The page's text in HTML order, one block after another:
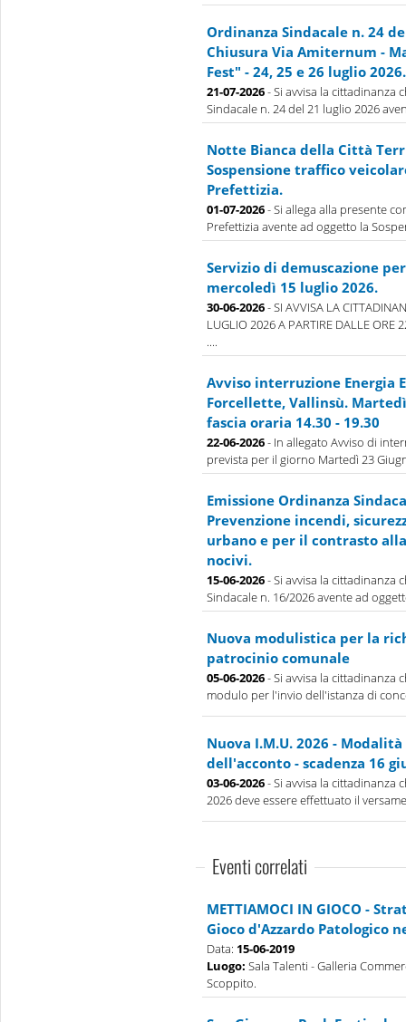
Ordinanza Sindacale n. 24
Chiusura Via Amiternum -
Fest" - 24, 25 e 26 luglio 2026.
21-07-2026- Si avvisa la cittadinanza
Sindacale n. 24 del 21 luglio 2026
Notte Bianca della Città
Sospensione traffico
Prefettizia.
01-07-2026- Si allega alla presente
Prefettizia avente ad oggetto la
Servizio di demuscazione
mercoledì 15 luglio 2026.
30-06-2026- SI AVVISA LA
LUGLIO 2026 A PARTIRE DALLE ORE
....
Avviso interruzione Energia
Forcellette, Vallinsù.
fascia oraria 14.30 - 19.30
22-06-2026- In allegato Avviso di
prevista per il giorno Martedì 23
Emissione Ordinanza
Prevenzione incendi,
urbano e per il contrasto
nocivi.
15-06-2026- Si avvisa la cittadinanza
Sindacale n. 16/2026 avente ad
Nuova modulistica per la
patrocinio comunale
05-06-2026- Si avvisa la cittadinanza
modulo per l'invio dell'istanza di
Nuova I.M.U. 2026 -
dell'acconto - scadenza 16
03-06-2026- Si avvisa la cittadinanza
2026 deve essere effettuato il
Eventi correlati
METTIAMOCI IN GIOCO -
Gioco d'Azzardo Patologico
Data: 15-06-2019
Luogo: Sala Talenti - Galleria
Scoppito.